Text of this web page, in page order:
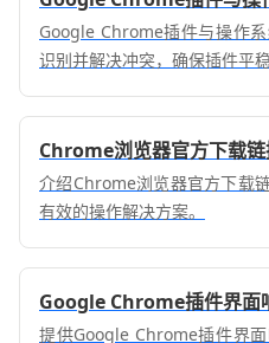
Google Chrome插件与操作
识别并解决冲突，确保插件平稳
Chrome浏览器官方下载
介绍Chrome浏览器官方下载
有效的操作解决方案。
Google Chrome插件界面
提供Google Chrome插件界